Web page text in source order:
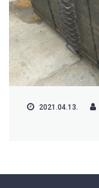
2021.04.13.